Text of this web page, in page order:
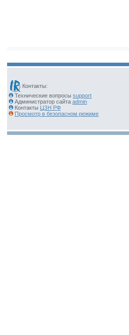
Контакты:
Технические вопросы support
Администратор сайта admin
Контакты ЦЗН РФ
Просмотр в безопасном режиме